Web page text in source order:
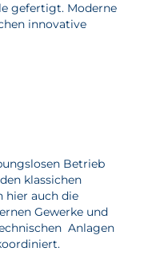
gefertigt. Moderne
innovative
Betrieb
klassichen
hier auch die
Gewerke und
Anlagen